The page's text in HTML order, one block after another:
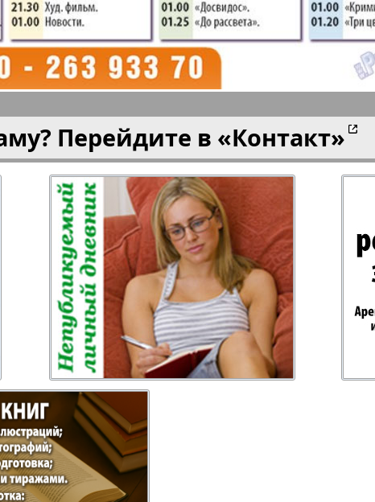
TV Kurorte aktuell LDK
Мюнхен-сити
My
Наша Газета
Ирландия
Норд
Купи-
Партнер-север
Пражский
экспресс
Перейдите в «Контакт»